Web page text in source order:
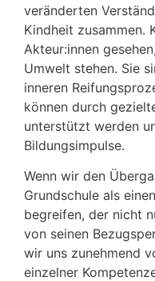
veränderten
Kindheit zusammen.
Akteur:innen
Umwelt stehen. Sie
inneren
können durch
unterstützt werden
Bildungsimpulse.
Wenn wir den
Grundschule als
begreifen, der nicht
von seinen
wir uns zunehmend
einzelner